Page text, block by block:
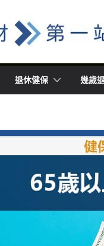
退休健保 幾歲